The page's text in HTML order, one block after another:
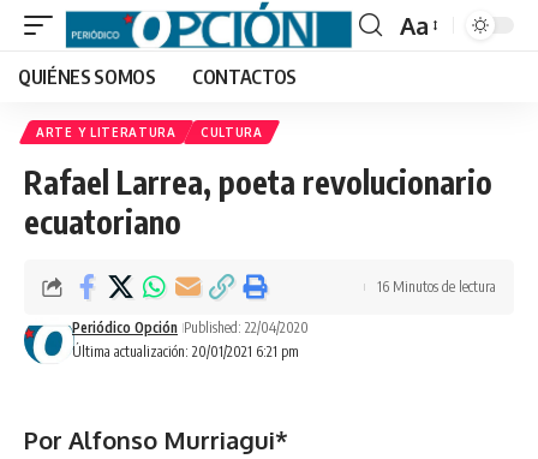
Font
Aa
QUIÉNES SOMOS CONTACTOS
ARTE Y LITERATURA CULTURA
Rafael Larrea, poeta revolucionario
ecuatoriano
Última actualización: 20/01/2021 6:21 pm
Periódico Opción Published: 22/04/2020
16 Minutos de lectura
Por Alfonso Murriagui*